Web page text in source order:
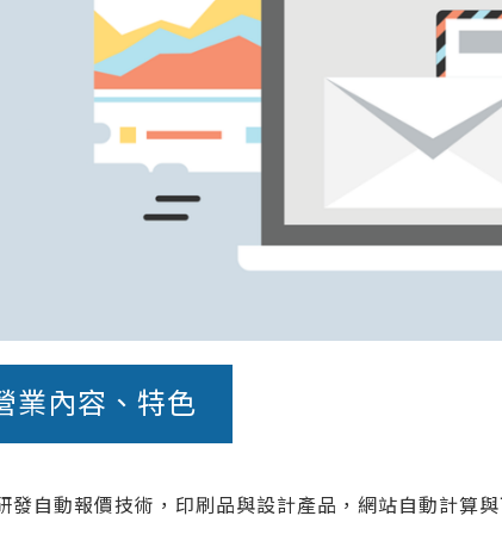
業內容、特色
發自動報價技術，印刷品與設計產品，網站自動計算